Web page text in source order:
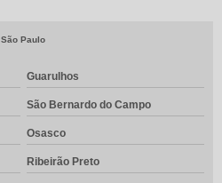
São Paulo
Guarulhos
São Bernardo do Campo
Osasco
Ribeirão Preto